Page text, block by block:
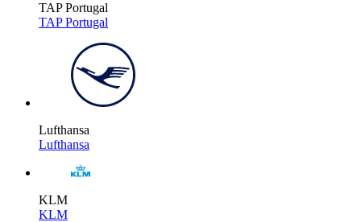
TAP Portugal
TAP Portugal
Lufthansa
Lufthansa
KLM
KLM